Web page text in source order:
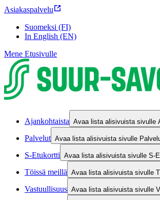
Asiakaspalvelu
Suomeksi (FI)
In English (EN)
Mene Etusivulle
Ajankohtaista Avaa lista alisivuista sivulle
Palvelut Avaa lista alisivuista sivulle
S-Etukortti Avaa lista alisivuista sivulle S-
Töissä meillä Avaa lista alisivuista sivulle
Vastuullisuus Avaa lista alisivuista sivulle